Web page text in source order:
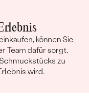
können Sie
Team dafür sorgt,
zu
wird.